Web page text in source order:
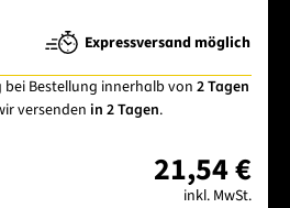
Expressversand möglich
bei Bestellung innerhalb von 2 Tagen
versenden in 2 Tagen.
21,54 €
inkl. MwSt.